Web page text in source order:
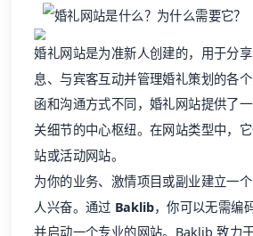
婚礼网站是为准新人创建的，用于分
息、与宾客互动并管理婚礼策划的各
函和沟通方式不同，婚礼网站提供了
关细节的中心枢纽。在网站类型中，
站或活动网站。
为你的业务、激情项目或副业建立一
人兴奋。通过 Baklib，你可以无需编
并启动一个专业的网站。Baklib 致力